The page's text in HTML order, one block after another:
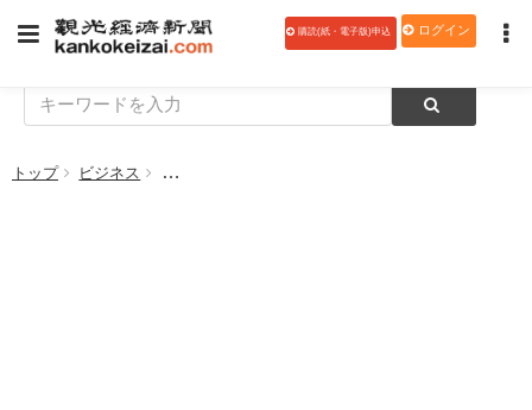
購読(紙・電子版)申込 ログイン
トップ ビジネス マイステイズ・ホテル・マネジメントがフェニック